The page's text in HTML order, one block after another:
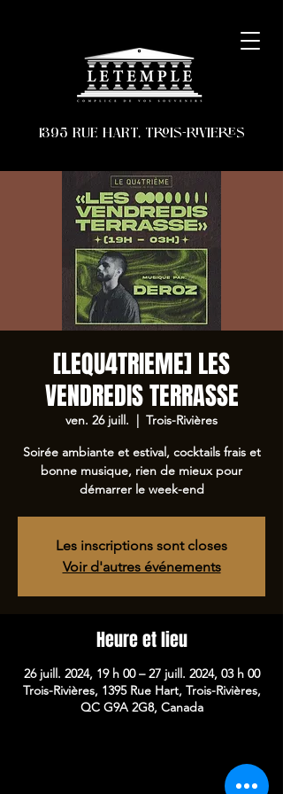
1395 RUE HART, TROIS-RIVIERES
[LEQU4TRIEME] LES
VENDREDIS TERRASSE
ven. 26 juill.
  |
Trois-Rivières
Soirée ambiante et estival, cocktails frais et
bonne musique, rien de mieux pour
démarrer le week-end
Les inscriptions sont closes
Voir d'autres événements
Heure et lieu
26 juill. 2024, 19 h 00 – 27 juill. 2024, 03 h 00
Trois-Rivières, 1395 Rue Hart, Trois-Rivières,
QC G9A 2G8, Canada